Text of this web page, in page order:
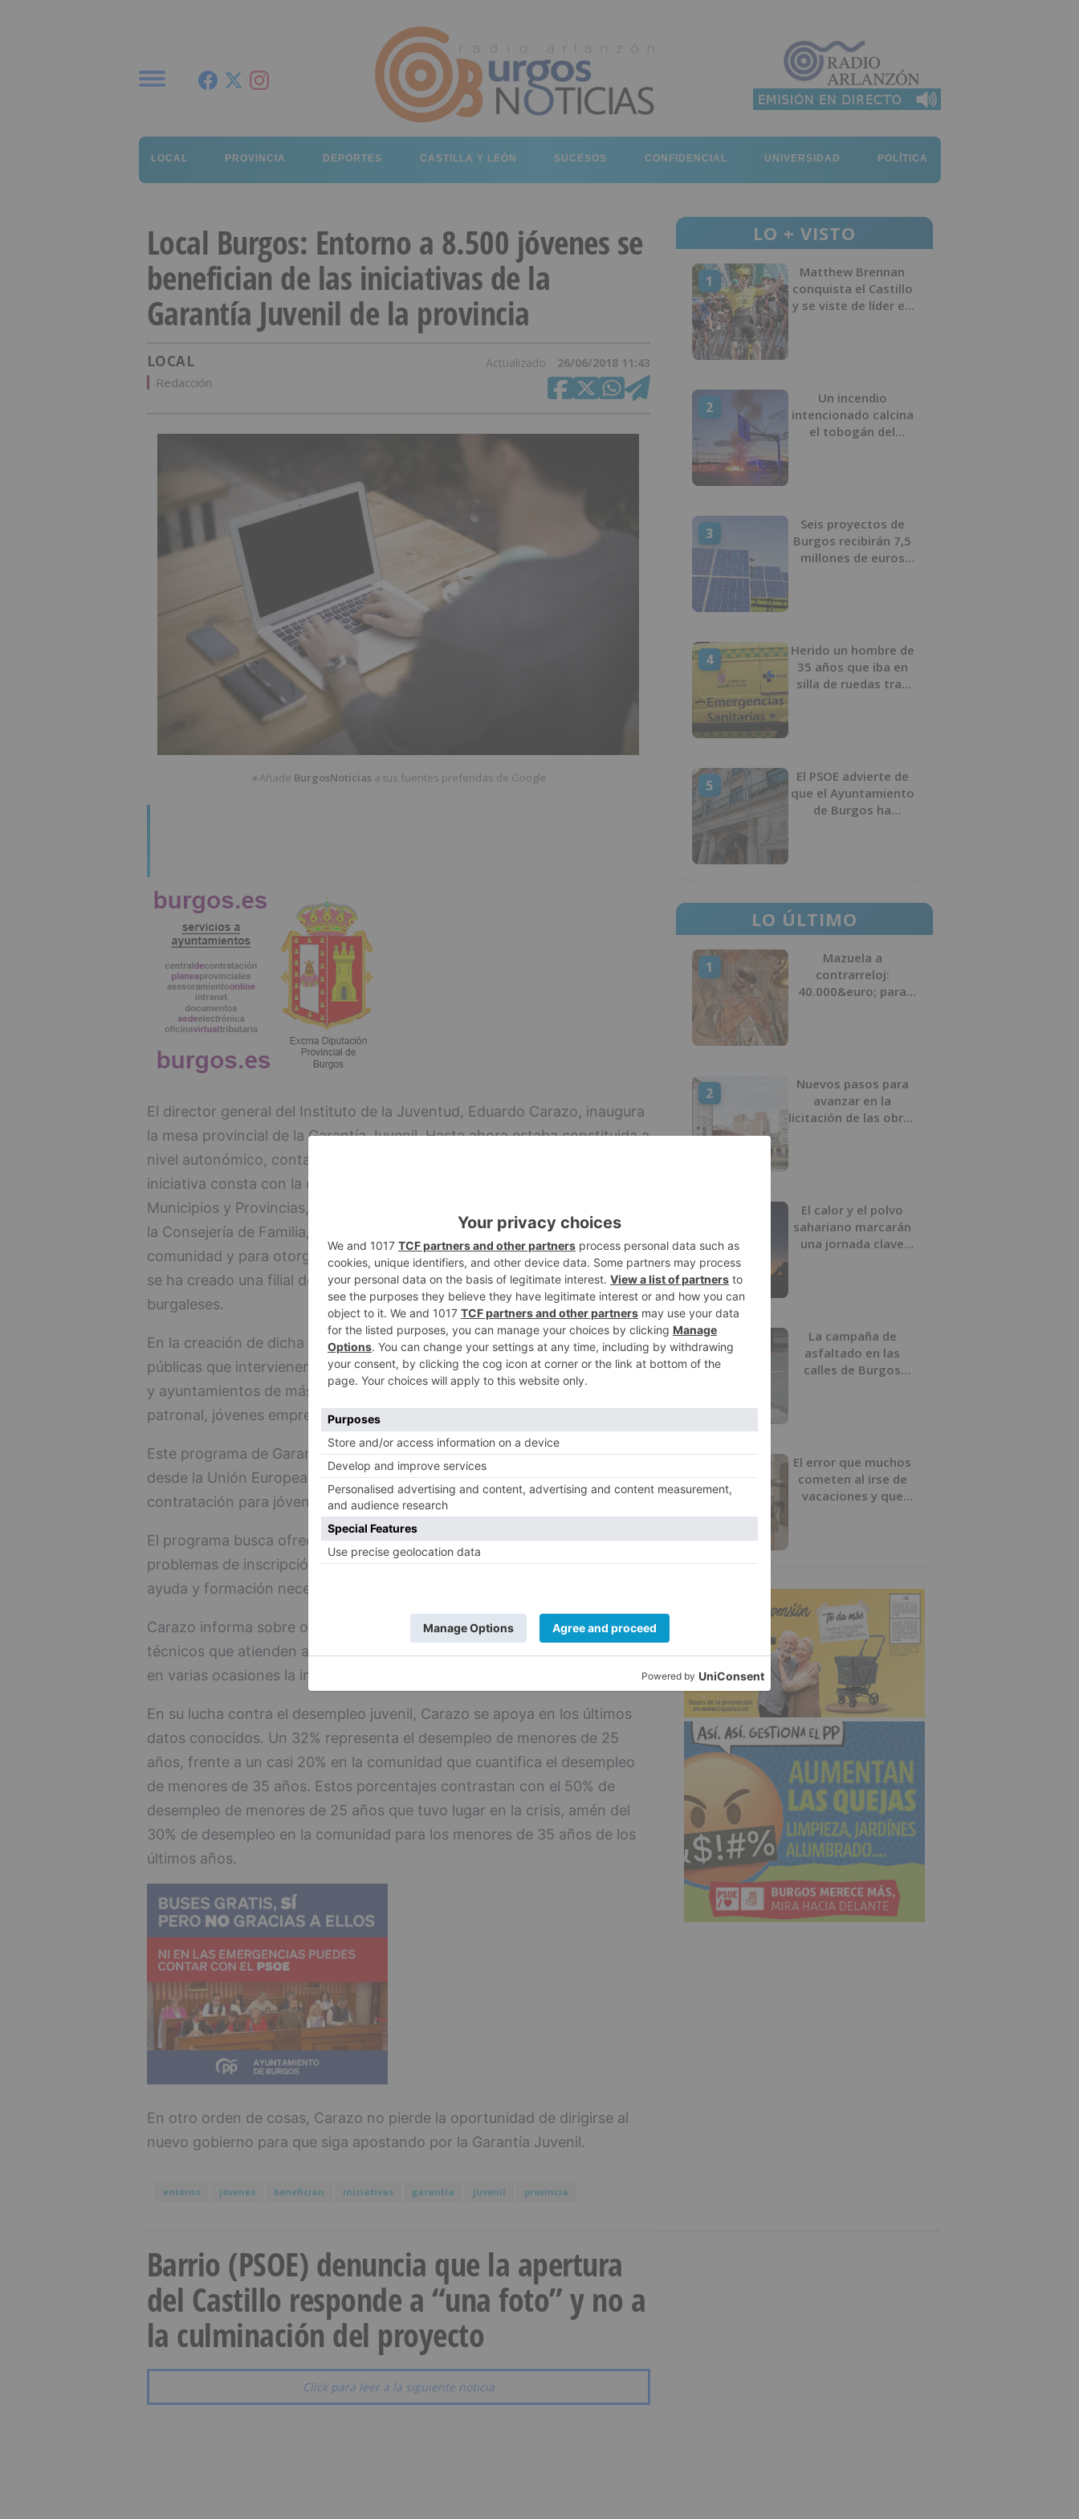
LOCAL PROVINCIA DEPORTES CASTILLA Y LEÓN SUCESOS CONFIDENCIAL UNIVERSIDAD POLÍTICA
Local Burgos: Entorno a 8.500 jóvenes se
benefician de las iniciativas de la
Garantía Juvenil de la provincia
LOCAL Actualizado 26/06/2018 11:43
Redacción
★Añade BurgosNoticias a tus fuentes preferidas de Google
El director general del Instituto de la Juventud, Eduardo Carazo, inaugura
la mesa provincial de la Garantía Juvenil. Hasta ahora estaba constituida a
nivel autonómico, contando con más de 57.000 inscritos en total. La
iniciativa consta con la colaboración de la Federación Regional de
Municipios y Provincias, el Consejo de Juventud de CyL, la Junta de CyL y
la Consejería de Familia, Empleo y Educación. Debido a la extensión de la
comunidad y para otorgar medidas más específicas en nuestra provincia,
se ha creado una filial de la mesa que cuenta con 8.493 jóvenes
burgaleses.
En la creación de dicha mesa, estaban presentes las administraciones
públicas que intervienen en la gestión (diputación, consejerías de la junta
y ayuntamientos de más de 20.000 habitantes), los sindicatos, la
patronal, jóvenes empresarios y entidades del tercer sector.
Este programa de Garantía Juvenil, tal y como cuenta Carazo, se impulsa
desde la Unión Europea, con el objetivo de ofrecer formación y
contratación para jóvenes.
El programa busca ofrecer medidas concretas, si bien al principio sufrió
problemas de inscripción; hoy en día, los casi 8.500 jóvenes reciben la
ayuda y formación necesaria.
Carazo informa sobre otro de los objetivos que se plantean : formar a los
técnicos que atienden a los interesados en encontrar empleo, puesto que,
en varias ocasiones la información que llega está fragmentada.
En su lucha contra el desempleo juvenil, Carazo se apoya en los últimos
datos conocidos. Un 32% representa el desempleo de menores de 25
años, frente a un casi 20% en la comunidad que cuantifica el desempleo
de menores de 35 años. Estos porcentajes contrastan con el 50% de
desempleo de menores de 25 años que tuvo lugar en la crisis, amén del
30% de desempleo en la comunidad para los menores de 35 años de los
últimos años.
En otro orden de cosas, Carazo no pierde la oportunidad de dirigirse al
nuevo gobierno para que siga apostando por la Garantía Juvenil.
entorno jóvenes benefician iniciativas garantía juvenil provincia
LO + VISTO
1
Matthew Brennan
conquista el Castillo
y se viste de líder en
2
Un incendio
intencionado calcina
el tobogán del
3
Seis proyectos de
Burgos recibirán 7,5
millones de euros
4
Herido un hombre de
35 años que iba en
silla de ruedas tras
5
El PSOE advierte de
que el Ayuntamiento
de Burgos ha
LO ÚLTIMO
1
Mazuela a
contrarreloj:
40.000&euro; para
2
Nuevos pasos para
avanzar en la
licitación de las obras
El calor y el polvo
sahariano marcarán
una jornada clave
4
La campaña de
asfaltado en las
calles de Burgos
El error que muchos
cometen al irse de
vacaciones y que
Barrio (PSOE) denuncia que la apertura
del Castillo responde a “una foto” y no a
la culminación del proyecto
Click para leer a la siguiente noticia